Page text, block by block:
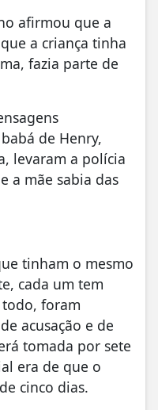
afirmou que a
a criança tinha
fazia parte de
de Henry,
levaram a polícia
a mãe sabia das
tinham o mesmo
cada um tem
foram
acusação e de
tomada por sete
era de que o
cinco dias.